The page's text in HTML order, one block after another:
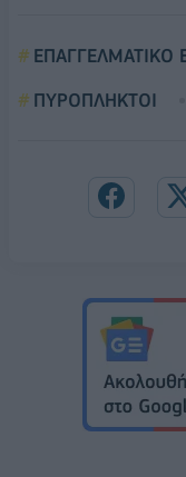
ΕΠΑΓΓΕΛΜΑΤΙΚΟ
ΠΥΡΟΠΛΗΚΤΟΙ